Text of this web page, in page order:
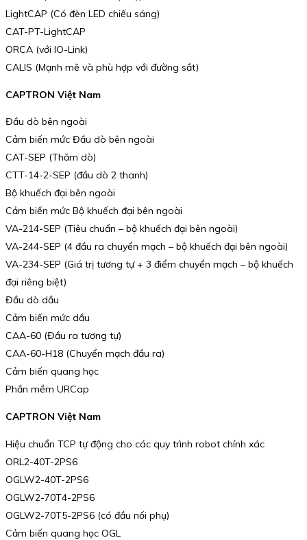
LightCAP (Có đèn LED chiếu sáng)
CAT-PT-LightCAP
ORCA (với IO-Link)
CALIS (Mạnh mẽ và phù hợp với đường sắt)
CAPTRON Việt Nam
Đầu dò bên ngoài
Cảm biến mức Đầu dò bên ngoài
CAT-SEP (Thăm dò)
CTT-14-2-SEP (đầu dò 2 thanh)
Bộ khuếch đại bên ngoài
Cảm biến mức Bộ khuếch đại bên ngoài
VA-214-SEP (Tiêu chuẩn – bộ khuếch đại bên ngoài)
VA-244-SEP (4 đầu ra chuyển mạch – bộ khuếch đại bên ngoài)
VA-234-SEP (Giá trị tương tự + 3 điểm chuyển mạch – bộ khuếch
đại riêng biệt)
Đầu dò dầu
Cảm biến mức dầu
CAA-60 (Đầu ra tương tự)
CAA-60-H18 (Chuyển mạch đầu ra)
Cảm biến quang học
Phần mềm URCap
CAPTRON Việt Nam
Hiệu chuẩn TCP tự động cho các quy trình robot chính xác
ORL2-40T-2PS6
OGLW2-40T-2PS6
OGLW2-70T4-2PS6
OGLW2-70T5-2PS6 (có đầu nối phụ)
Cảm biến quang học OGL